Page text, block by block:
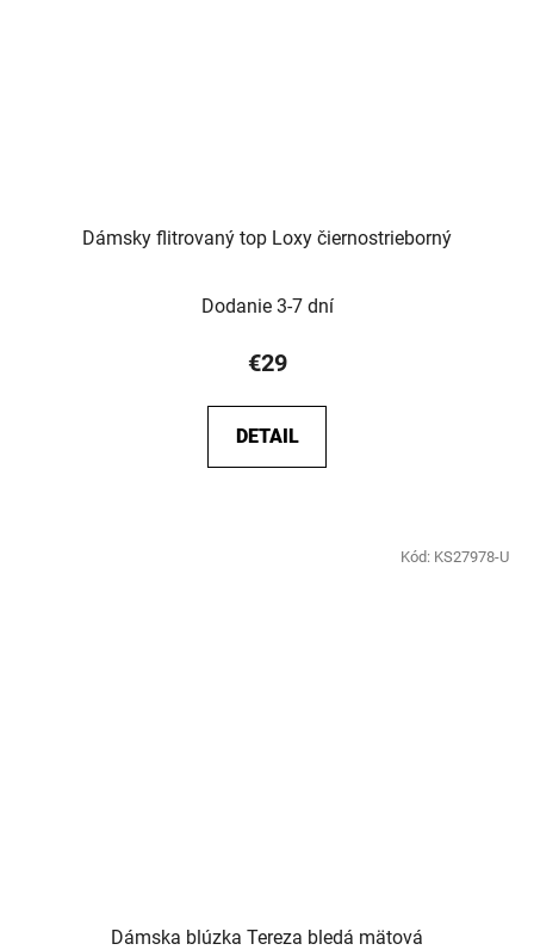
Dámsky flitrovaný top Loxy čiernostrieborný
Dodanie 3-7 dní
€29
DETAIL
Dámska blúzka Tereza bledá mätová
Kód: KS27978-U